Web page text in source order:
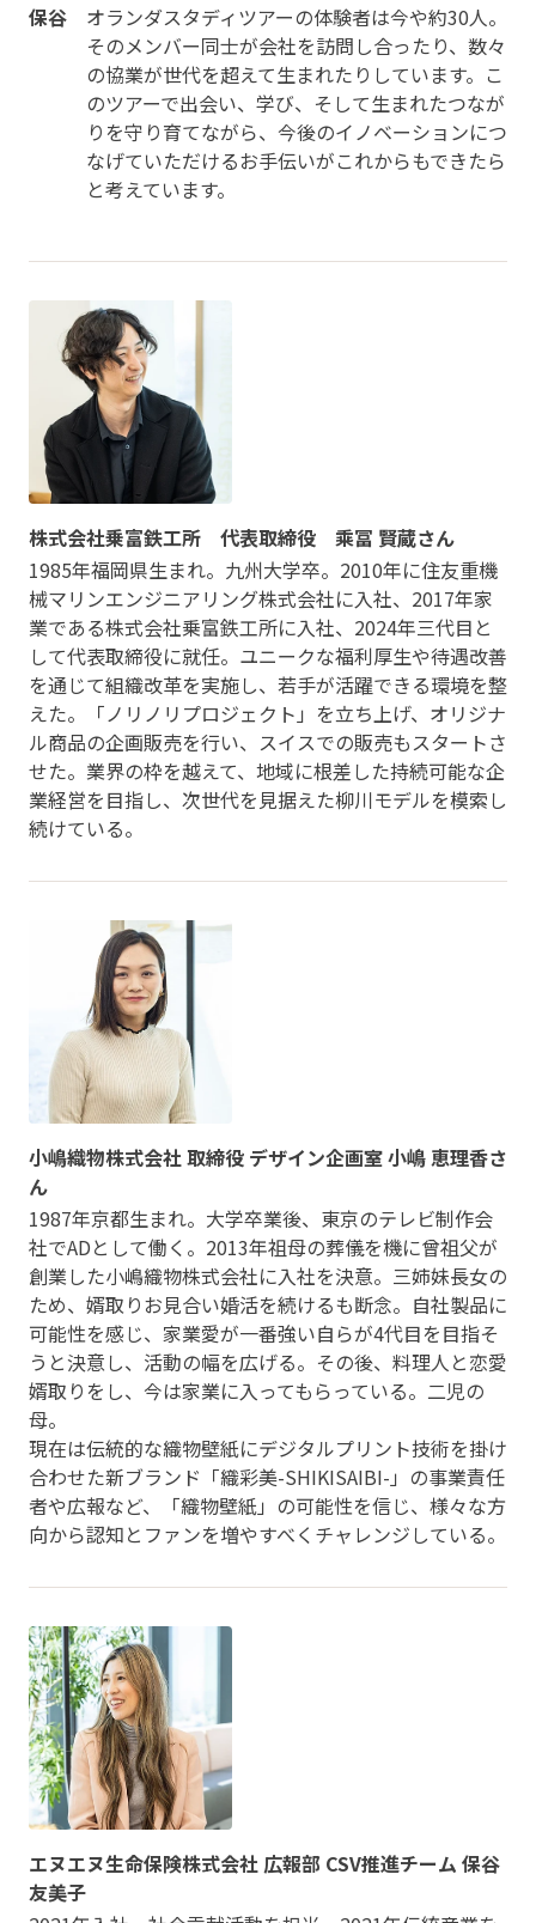
保谷 オランダスタディツアーの体験者は今や約30人。
そのメンバー同士が会社を訪問し合ったり、数々
の協業が世代を超えて生まれたりしています。こ
のツアーで出会い、学び、そして生まれたつなが
りを守り育てながら、今後のイノベーションにつ
なげていただけるお手伝いがこれからもできたら
と考えています。
株式会社乗富鉄工所 代表取締役 乘冨 賢蔵さん
1985年福岡県生まれ。九州大学卒。2010年に住友重機
械マリンエンジニアリング株式会社に入社、2017年家
業である株式会社乗富鉄工所に入社、2024年三代目と
して代表取締役に就任。ユニークな福利厚生や待遇改善
を通じて組織改革を実施し、若手が活躍できる環境を整
えた。「ノリノリプロジェクト」を立ち上げ、オリジナ
ル商品の企画販売を行い、スイスでの販売もスタートさ
せた。業界の枠を越えて、地域に根差した持続可能な企
業経営を目指し、次世代を見据えた柳川モデルを模索し
続けている。
小嶋織物株式会社 取締役 デザイン企画室 小嶋 恵理香さ
ん
1987年京都生まれ。大学卒業後、東京のテレビ制作会
社でADとして働く。2013年祖母の葬儀を機に曾祖父が
創業した小嶋織物株式会社に入社を決意。三姉妹長女の
ため、婿取りお見合い婚活を続けるも断念。自社製品に
可能性を感じ、家業愛が一番強い自らが4代目を目指そ
うと決意し、活動の幅を広げる。その後、料理人と恋愛
婿取りをし、今は家業に入ってもらっている。二児の
母。
現在は伝統的な織物壁紙にデジタルプリント技術を掛け
合わせた新ブランド「織彩美-SHIKISAIBI-」の事業責任
者や広報など、「織物壁紙」の可能性を信じ、様々な方
向から認知とファンを増やすべくチャレンジしている。
エヌエヌ生命保険株式会社 広報部 CSV推進チーム 保谷
友美子